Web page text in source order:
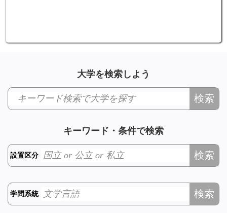
大学を検索しよう
検索
キーワード・条件で検索
設置区分 検索
学問系統 検索